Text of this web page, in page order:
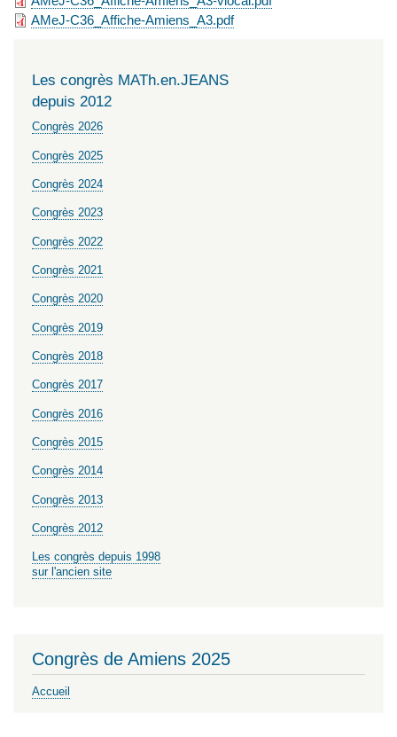
AMeJ-C36_Affiche-Amiens_A3.pdf
Les congrès MATh.en.JEANS
depuis 2012
Congrès 2026
Congrès 2025
Congrès 2024
Congrès 2023
Congrès 2022
Congrès 2021
Congrès 2020
Congrès 2019
Congrès 2018
Congrès 2017
Congrès 2016
Congrès 2015
Congrès 2014
Congrès 2013
Congrès 2012
Les congrès depuis 1998
sur l'ancien site
Congrès de Amiens 2025
Accueil